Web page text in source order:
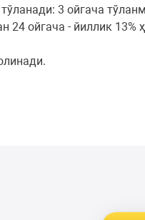
3 ойгача
24 ойгача - йиллик 13%